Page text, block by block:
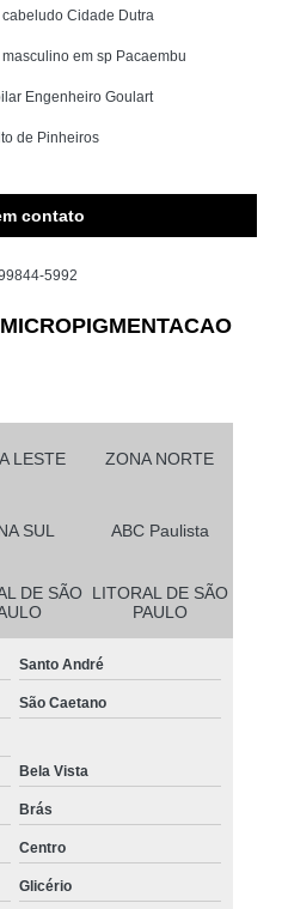
Cidade Dutra
em sp Pacaembu
Engenheiro Goulart
de Pinheiros
contato
5992
LESTE ZONA NORTE
SUL ABC Paulista
DE SÃO LITORAL DE SÃO
PAULO
Santo André
São Caetano
Bela Vista
Brás
Centro
Glicério